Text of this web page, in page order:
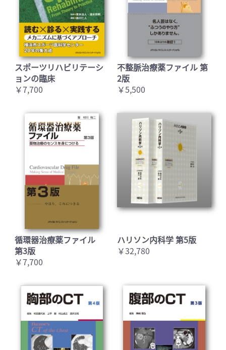
スポーツリハビリテーシ
ョンの臨床
￥7,700
不整脈治療薬ファイル 第
2版
￥5,500
循環器治療薬ファイル
第3版
￥7,700
ハリソン内科学 第5版
￥32,780